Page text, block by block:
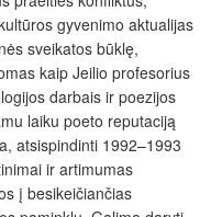
gyvenimo aktualijas
sveikatos būklę,
kaip Jeilio profesorius
darbais ir poezijos
laiku poeto reputaciją
atsispindinti 1992–1993
ir artimumas
į besikeičiančias